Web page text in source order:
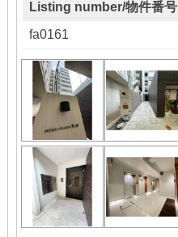
Listing number/物件番号
fa0161